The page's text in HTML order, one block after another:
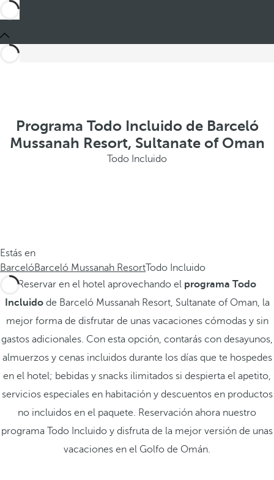
Programa Todo Incluido de Barceló
Mussanah Resort, Sultanate of Oman
Todo Incluido
Estás en
BarcelóBarceló Mussanah ResortTodo Incluido
Reservar en el hotel aprovechando el programa Todo
Incluidode Barceló Mussanah Resort, Sultanate of Oman, la
mejor forma de disfrutar de unas vacaciones cómodas y sin
gastos adicionales. Con esta opción, contarás con desayunos,
almuerzos y cenas incluidos durante los días que te hospedes
en el hotel; bebidas y snacks ilimitados si despierta el apetito,
servicios especiales en habitación y descuentos en productos
no incluidos en el paquete. Reservación ahora nuestro
programa Todo Incluido y disfruta de la mejor versión de unas
vacaciones en el Golfo de Omán.